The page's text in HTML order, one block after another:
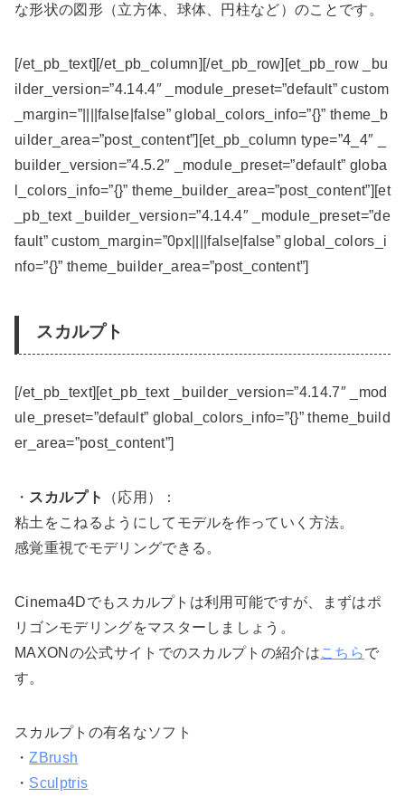
な形状の図形（立方体、球体、円柱など）のことです。
[/et_pb_text][/et_pb_column][/et_pb_row][et_pb_row _bu
ilder_version=”4.14.4″ _module_preset=”default” custom
_margin=”||||false|false” global_colors_info=”{}” theme_b
uilder_area=”post_content”][et_pb_column type=”4_4″ _
builder_version=”4.5.2″ _module_preset=”default” globa
l_colors_info=”{}” theme_builder_area=”post_content”][et
_pb_text _builder_version=”4.14.4″ _module_preset=”de
fault” custom_margin=”0px||||false|false” global_colors_i
nfo=”{}” theme_builder_area=”post_content”]
スカルプト
[/et_pb_text][et_pb_text _builder_version=”4.14.7″ _mod
ule_preset=”default” global_colors_info=”{}” theme_build
er_area=”post_content”]
・ スカルプト
（応用）：
粘土をこねるようにしてモデルを作っていく方法。
感覚重視でモデリングできる。
Cinema4Dでもスカルプトは利用可能ですが、まずはポ
リゴンモデリングをマスターしましょう。
MAXONの公式サイトでのスカルプトの紹介はこちらで
す。
スカルプトの有名なソフト
・ZBrush
・ Sculptris